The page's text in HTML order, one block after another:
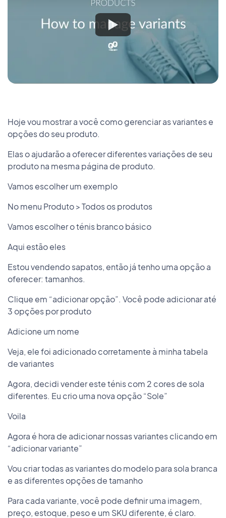
Hoje vou mostrar a você como gerenciar as variantes e
opções do seu produto.
Elas o ajudarão a oferecer diferentes variações de seu
produto na mesma página de produto.
Vamos escolher um exemplo
No menu Produto > Todos os produtos
Vamos escolher o ténis branco básico
Aqui estão eles
Estou vendendo sapatos, então já tenho uma opção a
oferecer: tamanhos.
Clique em “adicionar opção”. Você pode adicionar até
3 opções por produto
Adicione um nome
Veja, ele foi adicionado corretamente à minha tabela
de variantes
Agora, decidi vender este ténis com 2 cores de sola
diferentes. Eu crio uma nova opção “Sole”
Voila
Agora é hora de adicionar nossas variantes clicando em
“adicionar variante”
Vou criar todas as variantes do modelo para sola branca
e as diferentes opções de tamanho
Para cada variante, você pode definir uma imagem,
preço, estoque, peso e um SKU diferente, é claro.